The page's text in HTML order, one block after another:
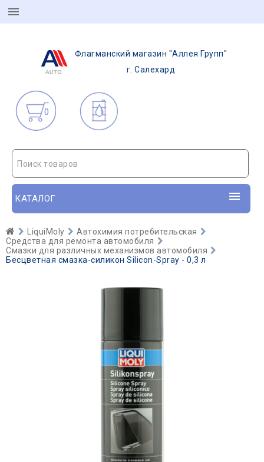
Флагманский магазин "Аллея Групп"
г. Салехард
0
Поиск товаров
КАТАЛОГ
LiquiMoly
Автохимия потребительская
Средства для ремонта автомобиля
Смазки для различных механизмов автомобиля
Бесцветная смазка-силикон Silicon-Spray - 0,3 л